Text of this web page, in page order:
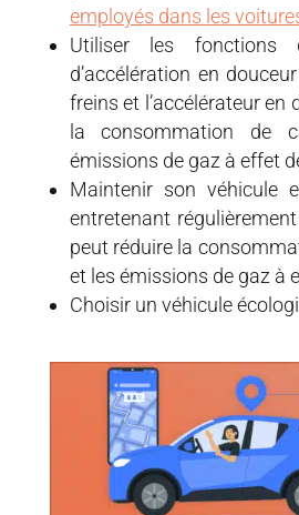
employés dans les
Utiliser les fonctions
d’accélération en
freins et l’accélérateur en
la consommation de
émissions de gaz à effet
Maintenir son véhicule
entretenant
peut réduire la
et les émissions de gaz à
Choisir un véhicule